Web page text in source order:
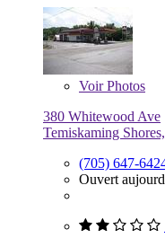
VoirPhotos
380 Whitewood Ave
Temiskaming
(705) 647-
Ouvert